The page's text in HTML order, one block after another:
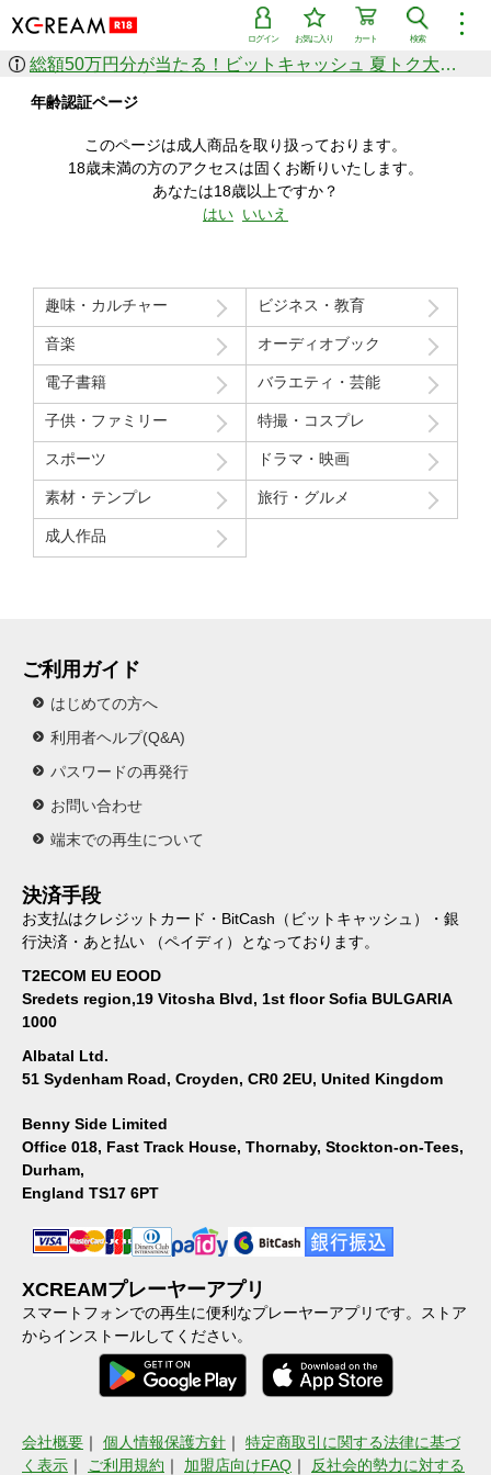
︙
検索
カート
お気に入り
ログイン
作品を探す
ジャンル
シリーズ
人気のセール中商品
新着セール中商品
すべての作品から探す
価格の安い順
価格の高い順
月間ランキング
年間ランキング
総額50万円分が当たる！ビットキャッシュ 夏トク大感謝祭
年齢認証ページ
このページは成人商品を取り扱っております。
18歳未満の方のアクセスは固くお断りいたします。
あなたは18歳以上ですか？
はい いいえ
趣味・カルチャー ビジネス・教育
音楽 オーディオブック
電子書籍 バラエティ・芸能
子供・ファミリー 特撮・コスプレ
スポーツ ドラマ・映画
素材・テンプレ 旅行・グルメ
成人作品
ご利用ガイド
はじめての方へ
利用者ヘルプ(Q&A)
パスワードの再発行
お問い合わせ
端末での再生について
決済手段
お支払はクレジットカード・BitCash（ビットキャッシュ）・銀
行決済・あと払い （ペイディ）となっております。
T2ECOM EU EOOD
Sredets region,19 Vitosha Blvd, 1st floor Sofia BULGARIA
1000
Albatal Ltd.
51 Sydenham Road, Croyden, CR0 2EU, United Kingdom
Benny Side Limited
Office 018, Fast Track House, Thornaby, Stockton-on-Tees,
Durham,
England TS17 6PT
XCREAMプレーヤーアプリ
スマートフォンでの再生に便利なプレーヤーアプリです。ストア
からインストールしてください。
会社概要 ｜ 個人情報保護方針 ｜ 特定商取引に関する法律に基づ
く表示 ｜ ご利用規約 ｜ 加盟店向けFAQ ｜ 反社会的勢力に対する